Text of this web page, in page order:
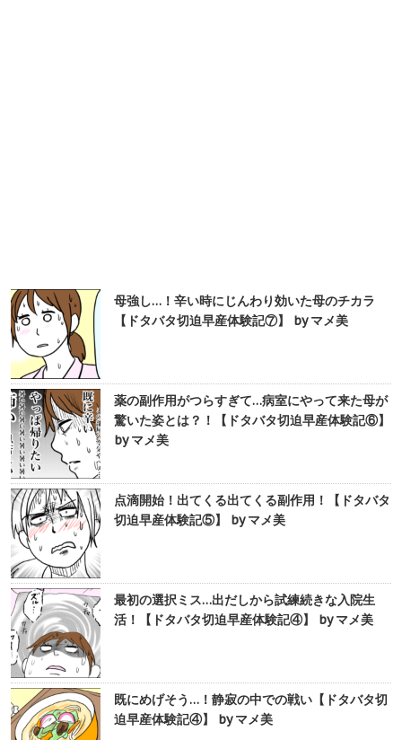
母強し…！辛い時にじんわり効いた母のチカラ
【ドタバタ切迫早産体験記⑦】 by マメ美
薬の副作用がつらすぎて…病室にやって来た母が
驚いた姿とは？！【ドタバタ切迫早産体験記⑥】
by マメ美
点滴開始！出てくる出てくる副作用！【ドタバタ
切迫早産体験記⑤】 by マメ美
最初の選択ミス…出だしから試練続きな入院生
活！【ドタバタ切迫早産体験記④】 by マメ美
既にめげそう…！静寂の中での戦い【ドタバタ切
迫早産体験記④】 by マメ美